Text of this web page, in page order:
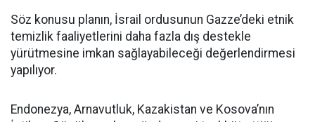
Söz konusu planın, İsrail ordusunun Gazze’deki etnik
temizlik faaliyetlerini daha fazla dış destekle
yürütmesine imkan sağlayabileceği değerlendirmesi
yapılıyor.
Endonezya, Arnavutluk, Kazakistan ve Kosova’nın